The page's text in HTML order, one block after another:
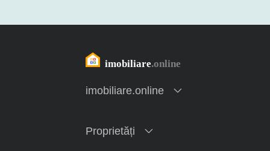
imobiliare.online
Proprietăți